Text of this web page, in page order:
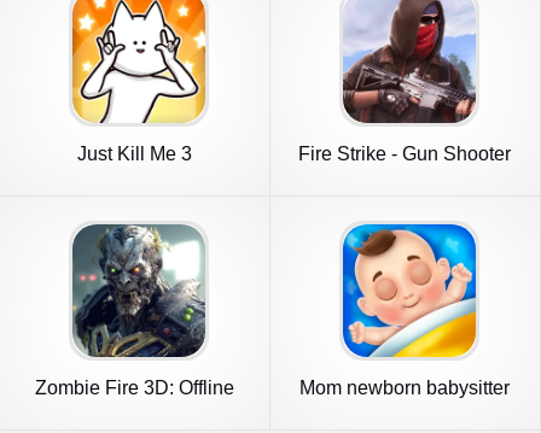
Just Kill Me 3
Fire Strike - Gun Shooter
Zombie Fire 3D: Offline
Mom newborn babysitter